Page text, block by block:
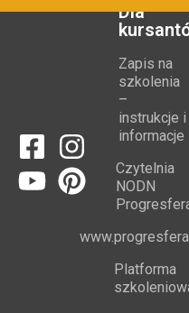
Dla
Zapis na
szkolenia
–
instrukcje i
informacje
Czytelnia
NODN
Platforma